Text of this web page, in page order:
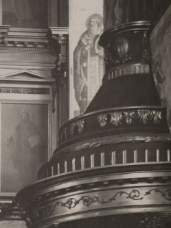
Вопрос-
Свято-Троицкий собор
собор